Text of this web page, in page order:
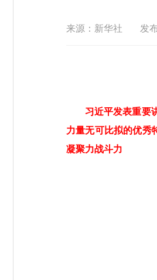
来源：新华社 发
习近平发表重要
力量无可比拟的优秀
凝聚力战斗力